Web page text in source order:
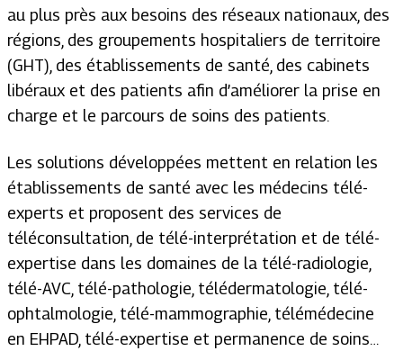
au plus près aux besoins des réseaux nationaux, des
régions, des groupements hospitaliers de territoire
(GHT), des établissements de santé, des cabinets
libéraux et des patients afin d’améliorer la prise en
charge et le parcours de soins des patients.
Les solutions développées mettent en relation les
établissements de santé avec les médecins télé-
experts et proposent des services de
téléconsultation, de télé-interprétation et de télé-
expertise dans les domaines de la télé-radiologie,
télé-AVC, télé-pathologie, télédermatologie, télé-
ophtalmologie, télé-mammographie, télémédecine
en EHPAD, télé-expertise et permanence de soins…